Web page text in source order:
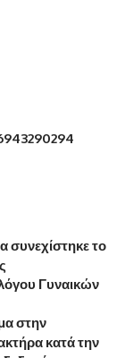
συνεχίστηκε το
Γυναικών
στην
κατά την